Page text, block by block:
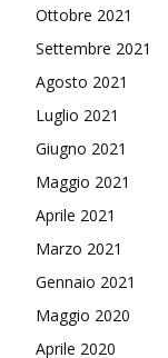
Ottobre 2021
Settembre 2021
Agosto 2021
Luglio 2021
Giugno 2021
Maggio 2021
Aprile 2021
Marzo 2021
Gennaio 2021
Maggio 2020
Aprile 2020